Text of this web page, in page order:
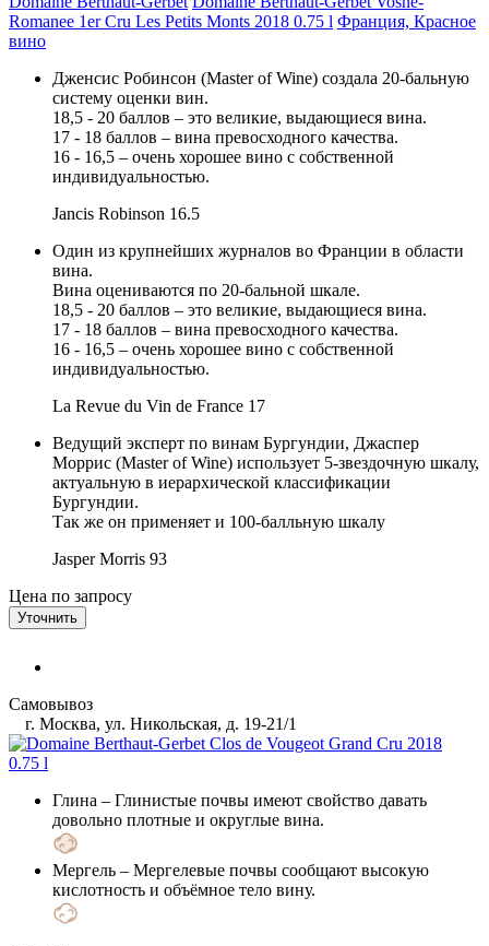
Romanee 1er Cru Les Petits Monts 2018 0.75 l Франция, Красное
вино
Дженсис Робинсон (Master of Wine) создала 20-бальную
систему оценки вин.
18,5 - 20 баллов – это великие, выдающиеся вина.
17 - 18 баллов – вина превосходного качества.
16 - 16,5 – очень хорошее вино с собственной
индивидуальностью.
Jancis Robinson 16.5
Один из крупнейших журналов во Франции в области
вина.
Вина оцениваются по 20-бальной шкале.
18,5 - 20 баллов – это великие, выдающиеся вина.
17 - 18 баллов – вина превосходного качества.
16 - 16,5 – очень хорошее вино с собственной
индивидуальностью.
La Revue du Vin de France 17
Ведущий эксперт по винам Бургундии, Джаспер
Моррис (Master of Wine) использует 5-звездочную шкалу,
актуальную в иерархической классификации
Бургундии.
Так же он применяет и 100-балльную шкалу
Jasper Morris 93
Цена по запросу
Уточнить
Самовывоз
г. Москва, ул. Никольская, д. 19-21/1
Глина – Глинистые почвы имеют свойство давать
довольно плотные и округлые вина.
Мергель – Мергелевые почвы сообщают высокую
кислотность и объёмное тело вину.